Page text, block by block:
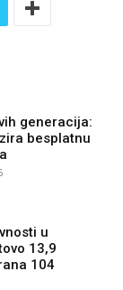
generacija:
besplatnu
u
13,9
104